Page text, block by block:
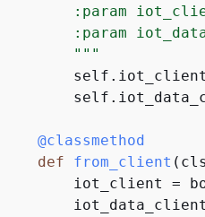
:param
:param
        """
    @classmethod
def
from_client ( cls
iot_client =